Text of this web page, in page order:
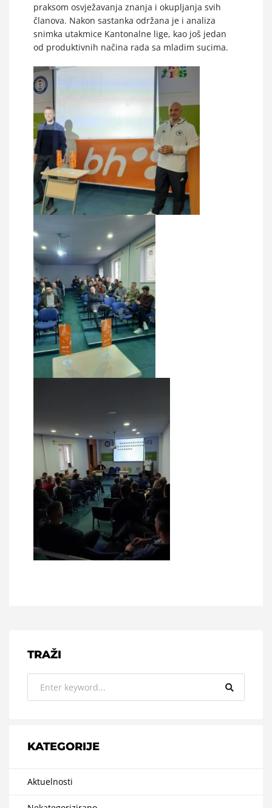
praksom osvježavanja znanja i okupljanja svih
članova. Nakon sastanka održana je i analiza
snimka utakmice Kantonalne lige, kao još jedan
od produktivnih načina rada sa mladim sucima.
TRAŽI
KATEGORIJE
Aktuelnosti